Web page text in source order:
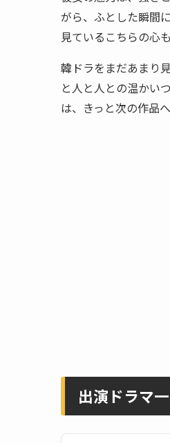
がら、ふとした瞬間
見ているこちらの心
韓ドラをまだあまり
と人と人との温かい
は、きっと次の作品
出演ドラマ